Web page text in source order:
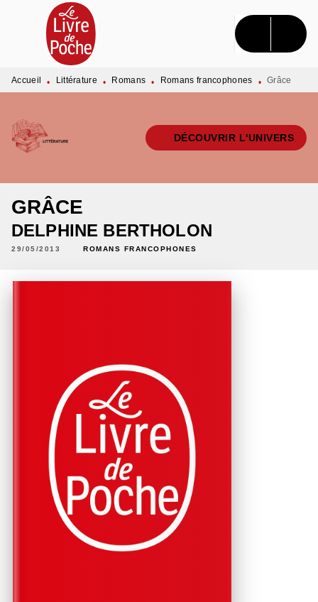
MENU RECHERCHE CONTENU
PIED DE PAGE
Accueil • Littérature • Romans • Romans francophones • Grâce
DÉCOUVRIR L'UNIVERS
GRÂCE
DELPHINE BERTHOLON
29/05/2013 ROMANS FRANCOPHONES